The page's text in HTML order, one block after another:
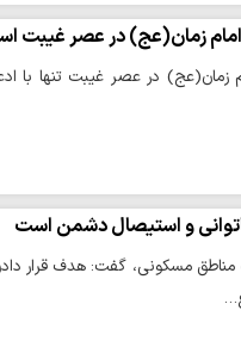
امام زمان(عج) در عصر غیبت
زمان(عج) در عصر غیبت تنها با
و استیصال دشمن است
مسکونی، گفت: هدف قرار